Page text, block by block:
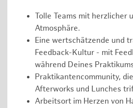
Tolle Teams mit herzlicher
Atmosphäre.
Eine wertschätzende und
Feedback-Kultur - mit
während Deines
Praktikantencommunity,
Afterworks und Lunches
Arbeitsort im Herzen von